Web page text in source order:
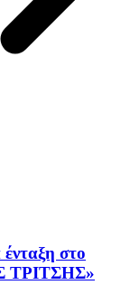
στο
ΤΡΙΤΣΗΣ»